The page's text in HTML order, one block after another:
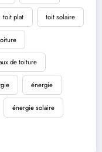
toit plat toit solaire
de toiture
énergie
énergie solaire